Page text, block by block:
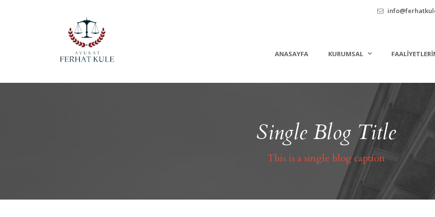
ANASAYFA KURUMSAL
Single Blog Title
This is a single blog caption